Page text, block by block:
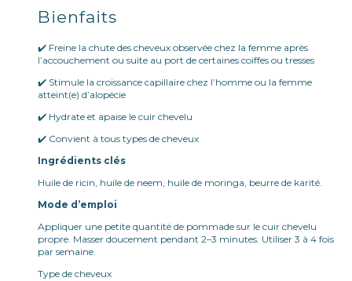
Bienfaits
✔️ Freine la chute des cheveux observée chez la femme après
l’accouchement ou suite au port de certaines coiffes ou tresses
✔️ Stimule la croissance capillaire chez l’homme ou la femme
atteint(e) d’alopécie
✔️ Hydrate et apaise le cuir chevelu
✔️ Convient à tous types de cheveux
Ingrédients clés
Huile de ricin, huile de neem, huile de moringa, beurre de karité.
Mode d’emploi
Appliquer une petite quantité de pommade sur le cuir chevelu
propre. Masser doucement pendant 2–3 minutes. Utiliser 3 à 4 fois
par semaine.
Type de cheveux